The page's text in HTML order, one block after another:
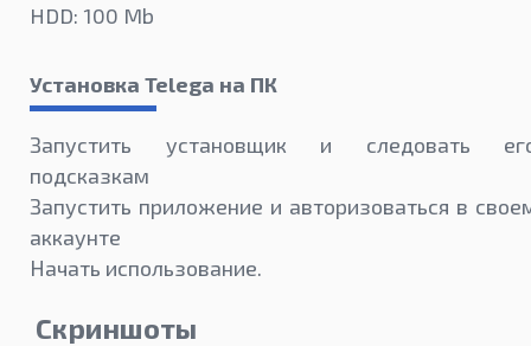
HDD: 100 Mb
Установка Telega на ПК
Запустить установщик и следовать
подсказкам
Запустить приложение и авторизоваться в
аккаунте
Начать использование.
Скриншоты